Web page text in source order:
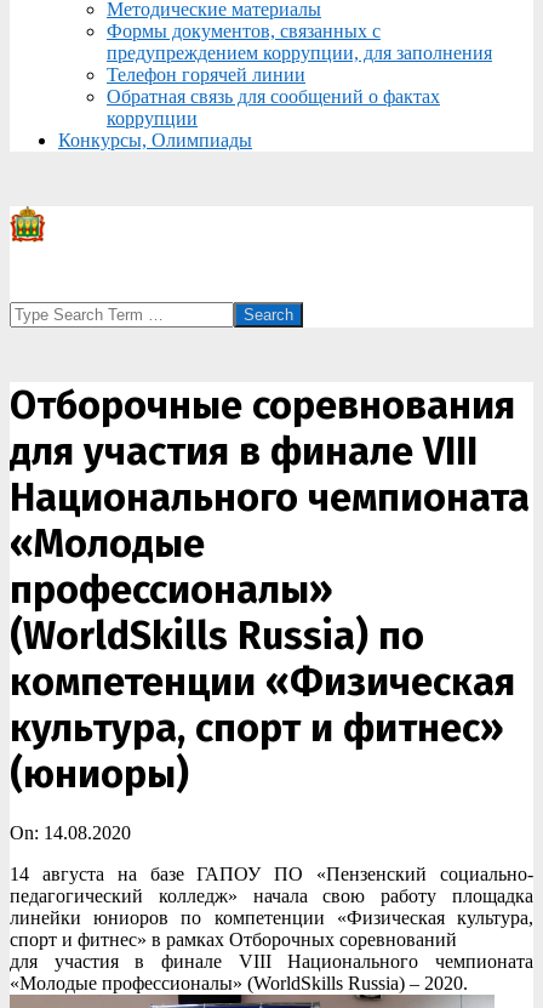
Методические материалы
Формы документов, связанных с
предупреждением коррупции, для заполнения
Телефон горячей линии
Обратная связь для сообщений о фактах
коррупции
Конкурсы, Олимпиады
Search
Отборочные соревнования
для участия в финале VIII
Национального чемпионата
«Молодые
профессионалы»
(WorldSkills Russia) по
компетенции «Физическая
культура, спорт и фитнес»
(юниоры)
On: 14.08.2020
14 августа на базе ГАПОУ ПО «Пензенский социально-
педагогический колледж» начала свою работу площадка
линейки юниоров по компетенции «Физическая культура,
спорт и фитнес» в рамках Отборочных соревнований
для участия в финале VIII Национального чемпионата
«Молодые профессионалы» (WorldSkills Russia) – 2020.